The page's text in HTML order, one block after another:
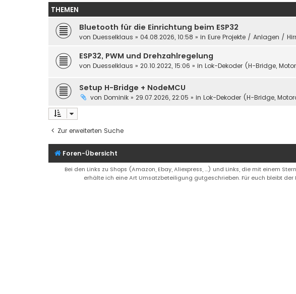
THEMEN
Bluetooth für die Einrichtung beim ESP32
von Duesselklaus » 04.08.2026, 10:58 » in Eure Projekte / Anlagen /
ESP32, PWM und Drehzahlregelung
von Duesselklaus » 20.10.2022, 15:06 » in Lok-Dekoder (H-Bridge,
Setup H-Bridge + NodeMCU
von Dominik » 29.07.2026, 22:05 » in Lok-Dekoder (H-Bridge,
Zur erweiterten Suche
Foren-Übersicht
Bei den Links zu Shops (Amazon, Ebay, Aliexpress, ...) und Links, die mit einem
erhälte ich eine Art Umsatzbeteiligung gutgeschrieben. Für euch bleibt